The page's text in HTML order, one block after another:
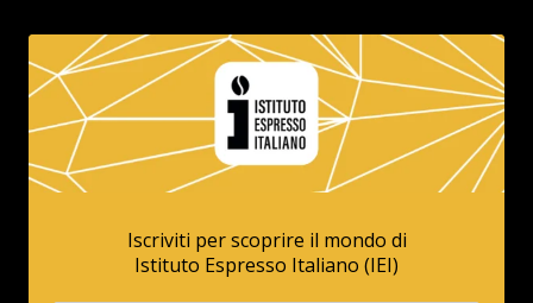
Iscriviti per scoprire il mondo di
Istituto Espresso Italiano (IEI)